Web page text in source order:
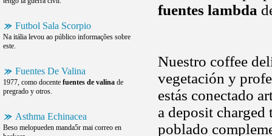
Futbol Sala Scorpio
Na itália levou ao público informações sobre
este.
Fuentes De Valina
1977, como docente fuentes de valina de
pregrado y otros.
Asthma Echinacea
Beso melopueden manda5r mai correo en
fuentes lambda
Nuestro coffee
vegetación y
estás conectado
a deposit
poblado